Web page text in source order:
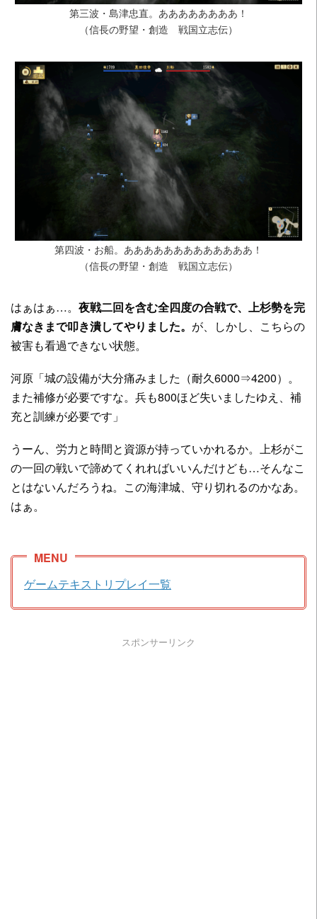
第三波・島津忠直。ああああああああ！
（信長の野望・創造 戦国立志伝）
第四波・お船。あああああああああああああ！
（信長の野望・創造 戦国立志伝）
はぁはぁ…。 夜戦二回を含む全四度の合戦で、上杉勢を完
膚なきまで叩き潰してやりました。 が、しかし、こちらの
被害も看過できない状態。
河原「城の設備が大分痛みました（耐久6000⇒4200）。
また補修が必要ですな。兵も800ほど失いましたゆえ、補
充と訓練が必要です」
うーん、労力と時間と資源が持っていかれるか。上杉がこ
の一回の戦いで諦めてくれればいいんだけども…そんなこ
とはないんだろうね。この海津城、守り切れるのかなあ。
はぁ。
ゲームテキストリプレイ一覧
スポンサーリンク